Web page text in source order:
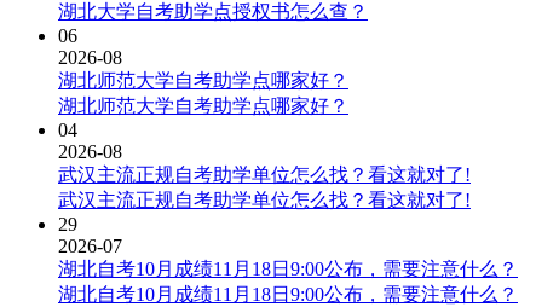
湖北大学自考助学点授权书怎么查？
06
2026-08
湖北师范大学自考助学点哪家好？
湖北师范大学自考助学点哪家好？
04
2026-08
武汉主流正规自考助学单位怎么找？看这就对了!
武汉主流正规自考助学单位怎么找？看这就对了!
29
2026-07
湖北自考10月成绩11月18日9:00公布，需要注意什么？
湖北自考10月成绩11月18日9:00公布，需要注意什么？